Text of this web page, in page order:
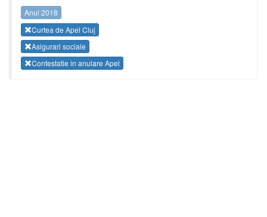
Anul 2018
Curtea de Apel Cluj
Asigurari sociale
Contestatie in anulare Apel